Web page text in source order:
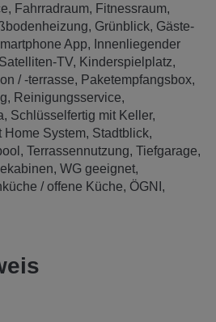
Fahrradraum
Fitnessraum
Grünblick Gäste-
App
Innenliegender
TV
Kinderspielplatz
/ -terrasse
Paketempfangsbox
Reinigungsservice
Schlüsselfertig mit Keller
Home System Stadtblick
Terrassennutzung Tiefgarage
WG geeignet
/ offene Küche ÖGNI